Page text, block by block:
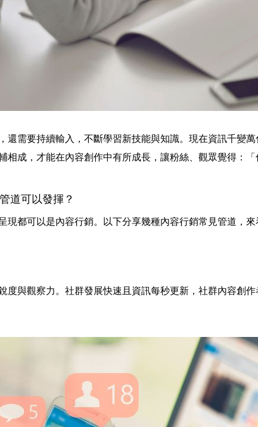
還需要持續輸入，不斷學習新技能與知識。現在資訊千變
相成，才能在內容創作中有所成長，讓粉絲、觀眾覺得：「
道可以發揮？
現都可以是內容行銷。以下分享幾種內容行銷常見管道，
度與觀察力。社群發展快速且資訊每秒更新，社群內容創